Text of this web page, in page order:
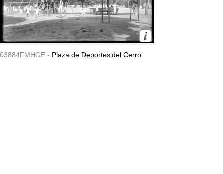
03884FMHGE - Plaza de Deportes del Cerro.